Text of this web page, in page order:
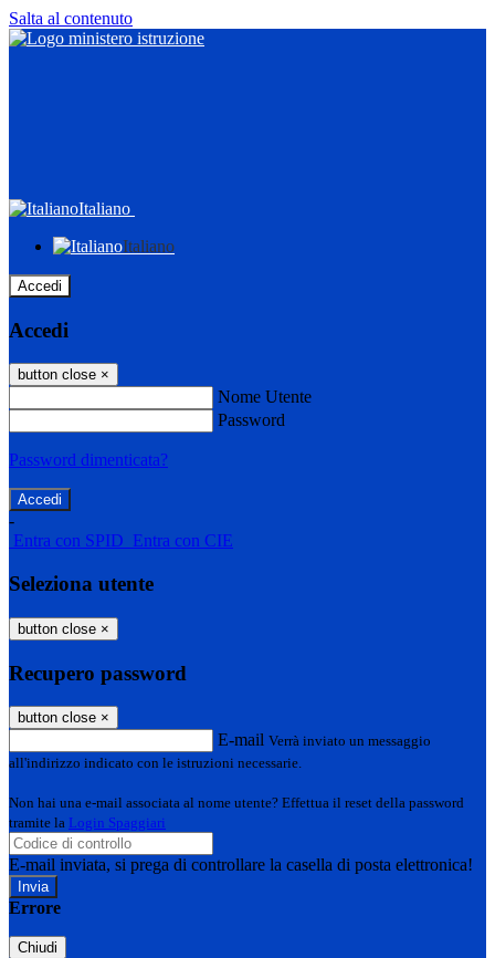
Salta al contenuto
Italiano
Italiano
Accedi
Accedi
button close ×
Nome Utente
Password
Password dimenticata?
-
Entra con SPID Entra con CIE
Seleziona utente
button close ×
Recupero password
button close ×
E-mail Verrà inviato un messaggio
all'indirizzo indicato con le istruzioni necessarie.
Non hai una e-mail associata al nome utente? Effettua il reset della password
tramite la Login Spaggiari
E-mail inviata, si prega di controllare la casella di posta elettronica!
Errore
Chiudi